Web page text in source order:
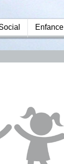
Enfance